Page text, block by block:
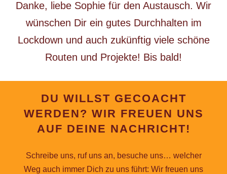
Danke, liebe Sophie für den Austausch. Wir
wünschen Dir ein gutes Durchhalten im
Lockdown und auch zukünftig viele schöne
Routen und Projekte! Bis bald!
DU WILLST GECOACHT
WERDEN? WIR FREUEN UNS
AUF DEINE NACHRICHT!
Schreibe uns, ruf uns an, besuche uns… welcher
Weg auch immer Dich zu uns führt: Wir freuen uns